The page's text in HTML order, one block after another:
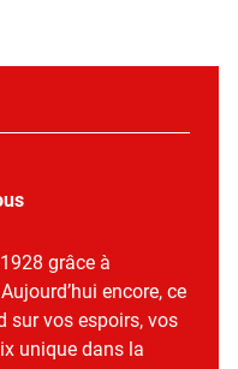
grâce à
encore, ce
sur vos espoirs, vos
unique dans la